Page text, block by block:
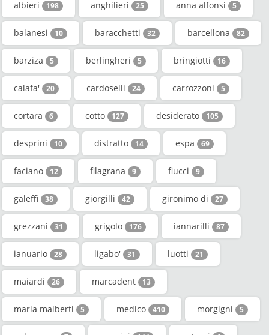
albieri 198 anghilieri 25 anna alfonsi 5
balanesi 10 baracchetti 32 barcellona 82
barziza 5 berlingheri 5 bringiotti 16
calafa' 20 cardoselli 24 carrozzoni 5
cortara 6 cotto 127 desiderato 105
desprini 10 distratto 14 espa 69
faciano 12 filagrana 9 fiucci 9
galeffi 38 giorgilli 42 gironimo di 27
grezzani 31 grigolo 176 iannarilli 87
ianuario 28 ligabo' 31 luotti 21
maiardi 26 marcadent 13
maria malberti 5 medico 410 morgigni 5